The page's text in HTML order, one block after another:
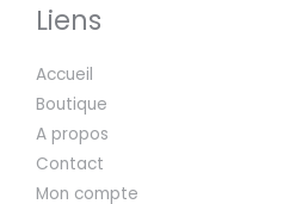
Liens
Accueil
Boutique
A propos
Contact
Mon compte